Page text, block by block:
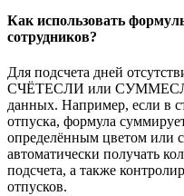
Как использовать
сотрудников?
Для подсчета дней
СЧЁТЕСЛИ или СУММЕСЛИ,
данных. Например, если в
отпуска, формула
определённым цветом или
автоматически получать
подсчета, а также
отпусков.